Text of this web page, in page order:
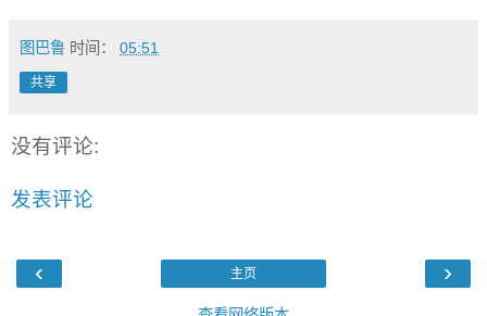
图巴鲁 时间： 05:51
共享
没有评论:
发表评论
‹ ›
主页